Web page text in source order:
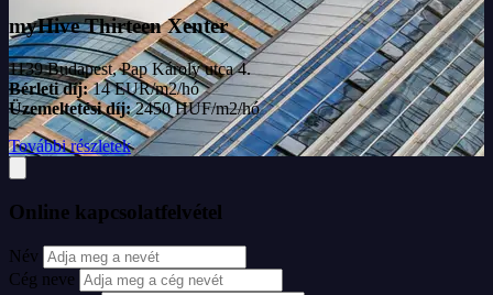
myHive Thirteen Xenter
1139 Budapest, Pap Károly utca 4.
Bérleti díj:14 EUR/m2/hó
Üzemeltetési díj:2450 HUF/m2/hó
További részletek
Online kapcsolatfelvétel
Név
Cég neve